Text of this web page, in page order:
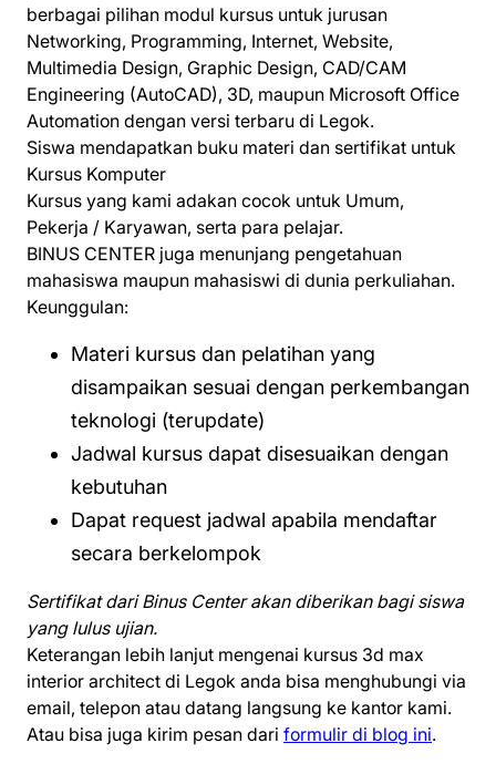
berbagai pilihan modul kursus untuk jurusan
Networking, Programming, Internet, Website,
Multimedia Design, Graphic Design, CAD/CAM
Engineering (AutoCAD), 3D, maupun Microsoft Office
Automation dengan versi terbaru di Legok.
Siswa mendapatkan buku materi dan sertifikat untuk
Kursus Komputer
Kursus yang kami adakan cocok untuk Umum,
Pekerja / Karyawan, serta para pelajar.
BINUS CENTER juga menunjang pengetahuan
mahasiswa maupun mahasiswi di dunia perkuliahan.
Keunggulan:
Materi kursus dan pelatihan yang
disampaikan sesuai dengan perkembangan
teknologi (terupdate)
Jadwal kursus dapat disesuaikan dengan
kebutuhan
Dapat request jadwal apabila mendaftar
secara berkelompok
Sertifikat dari Binus Center akan diberikan bagi siswa
yang lulus ujian.
Keterangan lebih lanjut mengenai kursus 3d max
interior architect di Legok anda bisa menghubungi via
email, telepon atau datang langsung ke kantor kami.
Atau bisa juga kirim pesan dari formulir di blog ini.